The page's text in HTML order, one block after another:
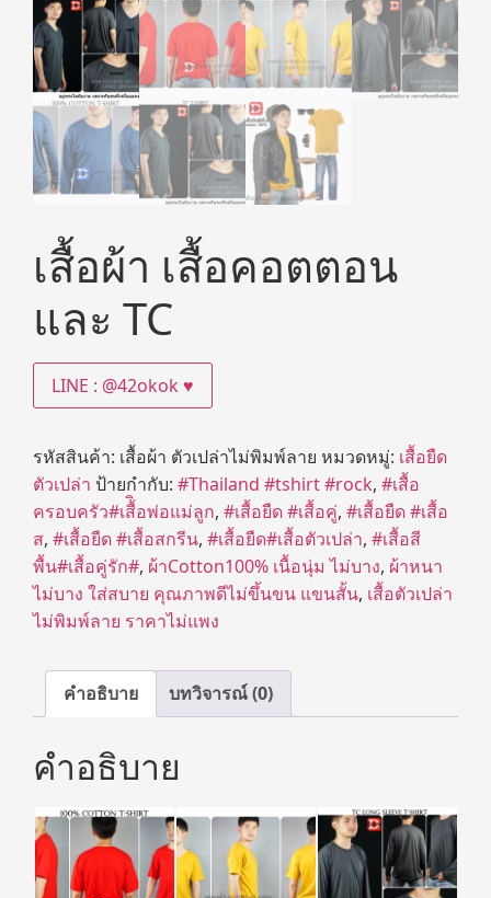
เสื้อผ้า เสื้อคอตตอน
และ TC
LINE : @42okok ♥
รหัสสินค้า: เสื้อผ้า ตัวเปล่าไม่พิมพ์ลาย หมวดหมู่: เสื้อยืด
ตัวเปล่า ป้ายกำกับ: #Thailand #tshirt #rock, #เสื้อ
ครอบครัว#เสื้ิอพ่อแม่ลูก, #เสื้อยืด #เสื้อคู่, #เสื้อยืด #เสื้อ
ส, #เสื้อยืด #เสื้อสกรีน, #เสื้อยืด#เสื้อตัวเปล่า, #เสื้อสี
พื้น#เสื้อคู่รัก#, ผ้าCotton100% เนื้อนุ่ม ไม่บาง, ผ้าหนา
ไม่บาง ใส่สบาย คุณภาพดีไม่ขึ้นขน แขนสั้น, เสื้อตัวเปล่า
ไม่พิมพ์ลาย ราคาไม่แพง
คำอธิบาย บทวิจารณ์ (0)
คำอธิบาย